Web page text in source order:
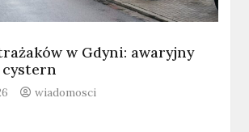
w Gdyni: awaryjny
cystern
wiadomosci